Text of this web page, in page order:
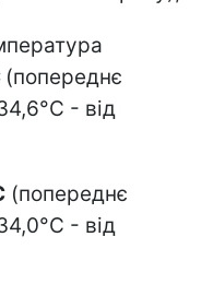
(попереднє
- від
(попереднє
- від